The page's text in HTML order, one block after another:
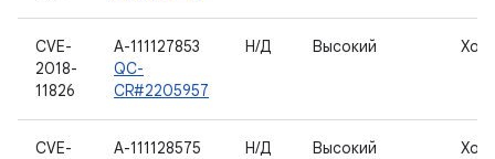
CVE-
2018-
11826
A-111127853
QC-
CR#2205957
Н/Д Высокий
CVE-
A-111128575
Н/Д Высокий